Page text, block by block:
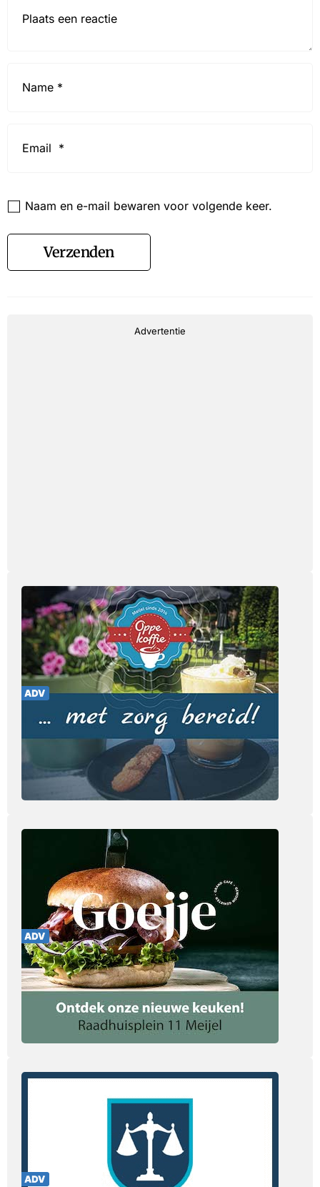
Naam en e-mail bewaren voor volgende keer.
Verzenden
Advertentie